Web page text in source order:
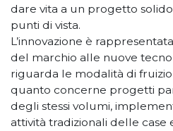
dare vita a un progetto
punti di vista.
L’innovazione è
del marchio alle nuove
riguarda le modalità di
quanto concerne progetti
degli stessi volumi,
attività tradizionali delle case